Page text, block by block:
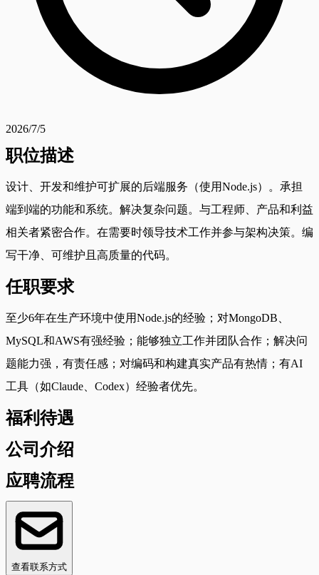
2026/7/5
职位描述
设计、开发和维护可扩展的后端服务（使用Node.js）。承担
端到端的功能和系统。解决复杂问题。与工程师、产品和利益
相关者紧密合作。在需要时领导技术工作并参与架构决策。编
写干净、可维护且高质量的代码。
任职要求
至少6年在生产环境中使用Node.js的经验；对MongoDB、
MySQL和AWS有强经验；能够独立工作并团队合作；解决问
题能力强，有责任感；对编码和构建真实产品有热情；有AI
工具（如Claude、Codex）经验者优先。
福利待遇
公司介绍
应聘流程
查看联系方式